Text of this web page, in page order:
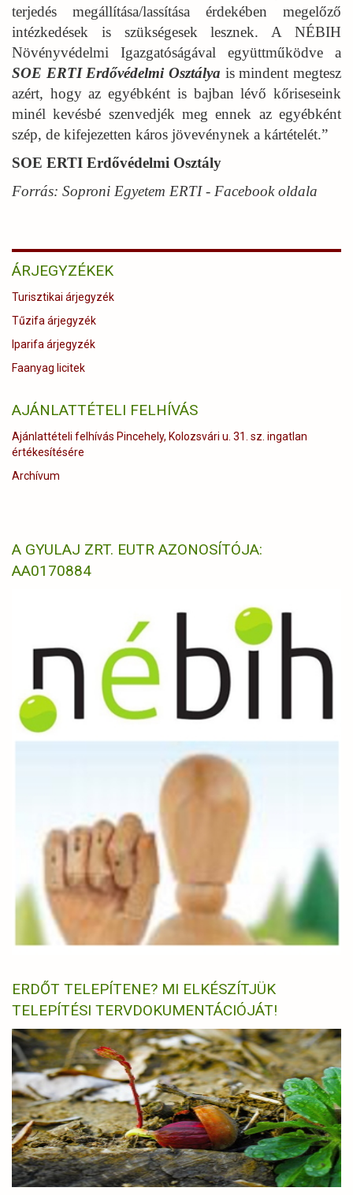
terjedés megállítása/lassítása érdekében megelőző
intézkedések is szükségesek lesznek. A NÉBIH
Növényvédelmi Igazgatóságával együttműködve a
SOE ERTI Erdővédelmi Osztálya is mindent megtesz
azért, hogy az egyébként is bajban lévő kőriseseink
minél kevésbé szenvedjék meg ennek az egyébként
szép, de kifejezetten káros jövevénynek a kártételét.”
SOE ERTI Erdővédelmi Osztály
Forrás: Soproni Egyetem ERTI - Facebook oldala
ÁRJEGYZÉKEK
Turisztikai árjegyzék
Tűzifa árjegyzék
Iparifa árjegyzék
Faanyag licitek
AJÁNLATTÉTELI FELHÍVÁS
Ajánlattételi felhívás Pincehely, Kolozsvári u. 31. sz. ingatlan
értékesítésére
Archívum
A GYULAJ ZRT. EUTR AZONOSÍTÓJA:
AA0170884
ERDŐT TELEPÍTENE? MI ELKÉSZÍTJÜK
TELEPÍTÉSI TERVDOKUMENTÁCIÓJÁT!